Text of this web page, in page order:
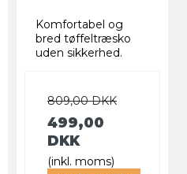
Komfortabel og
bred tøffeltræsko
uden sikkerhed.
809,00 DKK
499,00
DKK
(inkl. moms)